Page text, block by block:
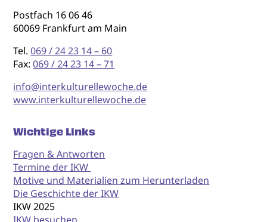
Postfach 16 06 46
60069 Frankfurt am Main
Tel.069 / 24 23 14 – 60
Fax:069 / 24 23 14 – 71
info@interkulturellewoche.de
www.interkulturellewoche.de
Wichtige Links
Fragen & Antworten
Termine der IKW
Motive und Materialien zum Herunterladen
Die Geschichte der IKW
IKW 2025